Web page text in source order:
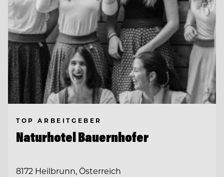
TOP ARBEITGEBER
Naturhotel Bauernhofer
8172 Heilbrunn, Österreich